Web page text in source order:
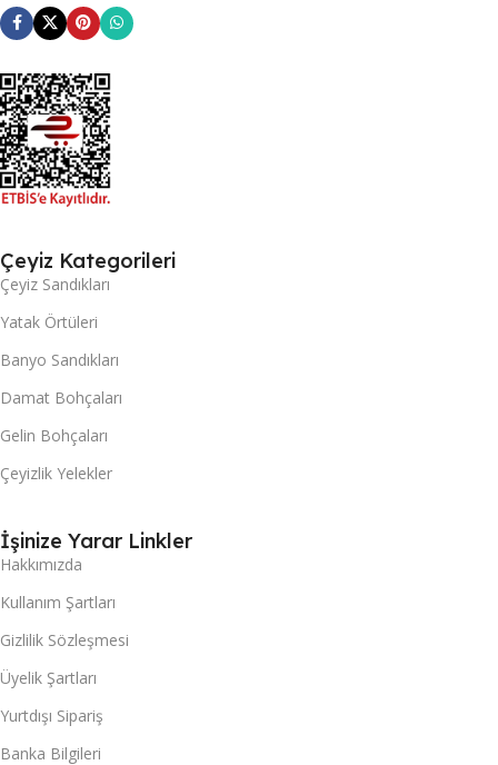
Çeyiz Kategorileri
Çeyiz Sandıkları
Yatak Örtüleri
Banyo Sandıkları
Damat Bohçaları
Gelin Bohçaları
Çeyizlik Yelekler
İşinize Yarar Linkler
Hakkımızda
Kullanım Şartları
Gizlilik Sözleşmesi
Üyelik Şartları
Yurtdışı Sipariş
Banka Bilgileri